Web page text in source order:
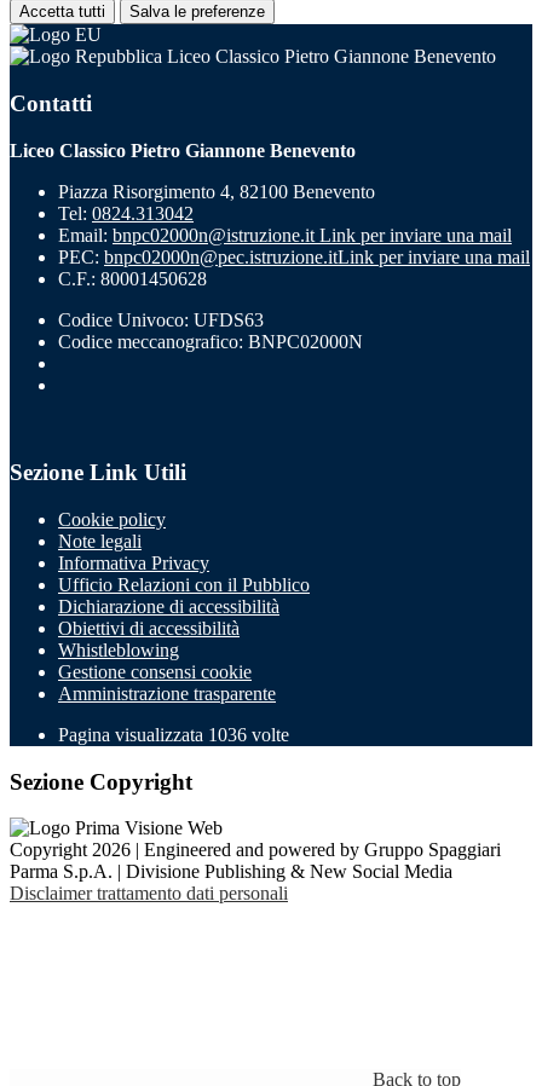
Accetta tutti Salva le preferenze
Liceo Classico Pietro Giannone Benevento
Contatti
Liceo Classico Pietro Giannone Benevento
Piazza Risorgimento 4, 82100 Benevento
Tel: 0824.313042
Email: bnpc02000n@istruzione.it Link per inviare una mail
PEC: bnpc02000n@pec.istruzione.itLink per inviare una mail
C.F.: 80001450628
Codice Univoco: UFDS63
Codice meccanografico: BNPC02000N
Sezione Link Utili
Cookie policy
Note legali
Informativa Privacy
Ufficio Relazioni con il Pubblico
Dichiarazione di accessibilità
Obiettivi di accessibilità
Whistleblowing
Gestione consensi cookie
Amministrazione trasparente
Pagina visualizzata 1036 volte
Sezione Copyright
Copyright 2026 | Engineered and powered by Gruppo Spaggiari
Parma S.p.A. | Divisione Publishing & New Social Media
Disclaimer trattamento dati personali
Back to top